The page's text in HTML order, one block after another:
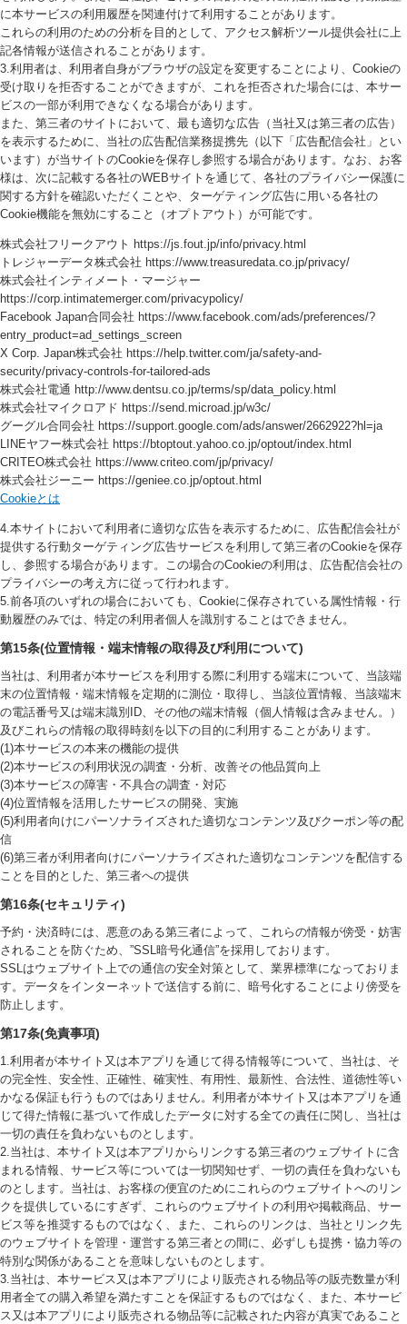
に本サービスの利用履歴を関連付けて利用することがあります。
これらの利用のための分析を目的として、アクセス解析ツール提供会社に上
記各情報が送信されることがあります。
3.利用者は、利用者自身がブラウザの設定を変更することにより、Cookieの
受け取りを拒否することができますが、これを拒否された場合には、本サー
ビスの一部が利用できなくなる場合があります。
また、第三者のサイトにおいて、最も適切な広告（当社又は第三者の広告）
を表示するために、当社の広告配信業務提携先（以下「広告配信会社」とい
います）が当サイトのCookieを保存し参照する場合があります。なお、お客
様は、次に記載する各社のWEBサイトを通じて、各社のプライバシー保護に
関する方針を確認いただくことや、ターゲティング広告に用いる各社の
Cookie機能を無効にすること（オプトアウト）が可能です。
株式会社フリークアウト https://js.fout.jp/info/privacy.html
トレジャーデータ株式会社 https://www.treasuredata.co.jp/privacy/
株式会社インティメート・マージャー
https://corp.intimatemerger.com/privacypolicy/
Facebook Japan合同会社 https://www.facebook.com/ads/preferences/?
entry_product=ad_settings_screen
X Corp. Japan株式会社 https://help.twitter.com/ja/safety-and-
security/privacy-controls-for-tailored-ads
株式会社電通 http://www.dentsu.co.jp/terms/sp/data_policy.html
株式会社マイクロアド https://send.microad.jp/w3c/
グーグル合同会社 https://support.google.com/ads/answer/2662922?hl=ja
LINEヤフー株式会社 https://btoptout.yahoo.co.jp/optout/index.html
CRITEO株式会社 https://www.criteo.com/jp/privacy/
株式会社ジーニー https://geniee.co.jp/optout.html
Cookieとは
4.本サイトにおいて利用者に適切な広告を表示するために、広告配信会社が
提供する行動ターゲティング広告サービスを利用して第三者のCookieを保存
し、参照する場合があります。この場合のCookieの利用は、広告配信会社の
プライバシーの考え方に従って行われます。
5.前各項のいずれの場合においても、Cookieに保存されている属性情報・行
動履歴のみでは、特定の利用者個人を識別することはできません。
第15条(位置情報・端末情報の取得及び利用について)
当社は、利用者が本サービスを利用する際に利用する端末について、当該端
末の位置情報・端末情報を定期的に測位・取得し、当該位置情報、当該端末
の電話番号又は端末識別ID、その他の端末情報（個人情報は含みません。）
及びこれらの情報の取得時刻を以下の目的に利用することがあります。
(1)本サービスの本来の機能の提供
(2)本サービスの利用状況の調査・分析、改善その他品質向上
(3)本サービスの障害・不具合の調査・対応
(4)位置情報を活用したサービスの開発、実施
(5)利用者向けにパーソナライズされた適切なコンテンツ及びクーポン等の配
信
(6)第三者が利用者向けにパーソナライズされた適切なコンテンツを配信する
ことを目的とした、第三者への提供
第16条(セキュリティ)
予約・決済時には、悪意のある第三者によって、これらの情報が傍受・妨害
されることを防ぐため、”SSL暗号化通信”を採用しております。
SSLはウェブサイト上での通信の安全対策として、業界標準になっておりま
す。データをインターネットで送信する前に、暗号化することにより傍受を
防止します。
第17条(免責事項)
1.利用者が本サイト又は本アプリを通じて得る情報等について、当社は、そ
の完全性、安全性、正確性、確実性、有用性、最新性、合法性、道徳性等い
かなる保証も行うものではありません。利用者が本サイト又は本アプリを通
じて得た情報に基づいて作成したデータに対する全ての責任に関し、当社は
一切の責任を負わないものとします。
2.当社は、本サイト又は本アプリからリンクする第三者のウェブサイトに含
まれる情報、サービス等については一切関知せず、一切の責任を負わないも
のとします。当社は、お客様の便宜のためにこれらのウェブサイトへのリン
クを提供しているにすぎず、これらのウェブサイトの利用や掲載商品、サー
ビス等を推奨するものではなく、また、これらのリンクは、当社とリンク先
のウェブサイトを管理・運営する第三者との間に、必ずしも提携・協力等の
特別な関係があることを意味しないものとします。
3.当社は、本サービス又は本アプリにより販売される物品等の販売数量が利
用者全ての購入希望を満たすことを保証するものではなく、また、本サービ
ス又は本アプリにより販売される物品等に記載された内容が真実であること